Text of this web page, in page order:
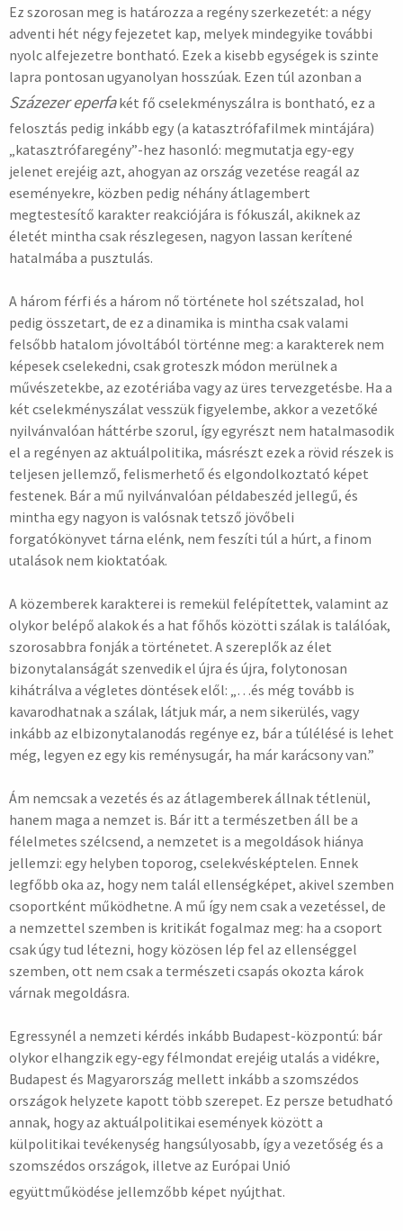
Ez szorosan meg is határozza a regény szerkezetét: a négy
adventi hét négy fejezetet kap, melyek mindegyike további
nyolc alfejezetre bontható. Ezek a kisebb egységek is szinte
lapra pontosan ugyanolyan hosszúak. Ezen túl azonban a
Százezer eperfakét fő cselekményszálra is bontható, ez a
felosztás pedig inkább egy (a katasztrófafilmek mintájára)
„katasztrófaregény”-hez hasonló: megmutatja egy-egy
jelenet erejéig azt, ahogyan az ország vezetése reagál az
eseményekre, közben pedig néhány átlagembert
megtestesítő karakter reakciójára is fókuszál, akiknek az
életét mintha csak részlegesen, nagyon lassan kerítené
hatalmába a pusztulás.
A három férfi és a három nő története hol szétszalad, hol
pedig összetart, de ez a dinamika is mintha csak valami
felsőbb hatalom jóvoltából történne meg: a karakterek nem
képesek cselekedni, csak groteszk módon merülnek a
művészetekbe, az ezotériába vagy az üres tervezgetésbe. Ha a
két cselekményszálat vesszük figyelembe, akkor a vezetőké
nyilvánvalóan háttérbe szorul, így egyrészt nem hatalmasodik
el a regényen az aktuálpolitika, másrészt ezek a rövid részek is
teljesen jellemző, felismerhető és elgondolkoztató képet
festenek. Bár a mű nyilvánvalóan példabeszéd jellegű, és
mintha egy nagyon is valósnak tetsző jövőbeli
forgatókönyvet tárna elénk, nem feszíti túl a húrt, a finom
utalások nem kioktatóak.
A közemberek karakterei is remekül felépítettek, valamint az
olykor belépő alakok és a hat főhős közötti szálak is találóak,
szorosabbra fonják a történetet. A szereplők az élet
bizonytalanságát szenvedik el újra és újra, folytonosan
kihátrálva a végletes döntések elől: „…és még tovább is
kavarodhatnak a szálak, látjuk már, a nem sikerülés, vagy
inkább az elbizonytalanodás regénye ez, bár a túlélésé is lehet
még, legyen ez egy kis reménysugár, ha már karácsony van.”
Ám nemcsak a vezetés és az átlagemberek állnak tétlenül,
hanem maga a nemzet is. Bár itt a természetben áll be a
félelmetes szélcsend, a nemzetet is a megoldások hiánya
jellemzi: egy helyben toporog, cselekvésképtelen. Ennek
legfőbb oka az, hogy nem talál ellenségképet, akivel szemben
csoportként működhetne. A mű így nem csak a vezetéssel, de
a nemzettel szemben is kritikát fogalmaz meg: ha a csoport
csak úgy tud létezni, hogy közösen lép fel az ellenséggel
szemben, ott nem csak a természeti csapás okozta károk
várnak megoldásra.
Egressynél a nemzeti kérdés inkább Budapest-központú: bár
olykor elhangzik egy-egy félmondat erejéig utalás a vidékre,
Budapest és Magyarország mellett inkább a szomszédos
országok helyzete kapott több szerepet. Ez persze betudható
annak, hogy az aktuálpolitikai események között a
külpolitikai tevékenység hangsúlyosabb, így a vezetőség és a
szomszédos országok, illetve az Európai Unió
együttműködése jellemzőbb képet nyújthat.